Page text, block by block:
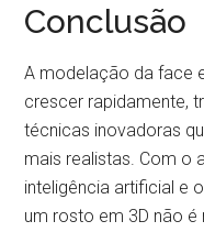
Conclusão
A modelação da face
crescer rapidamente,
técnicas inovadoras
mais realistas. Com o
inteligência artificial e
um rosto em 3D não